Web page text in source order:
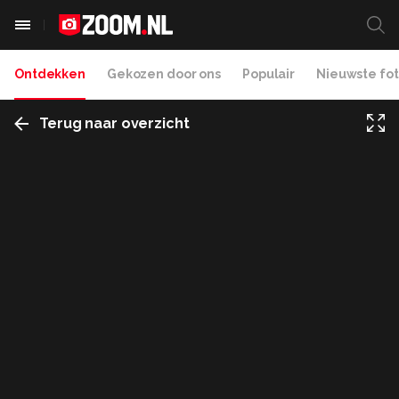
Ontdekken Gekozen door ons Populair Nieuwste
Terug naar overzicht